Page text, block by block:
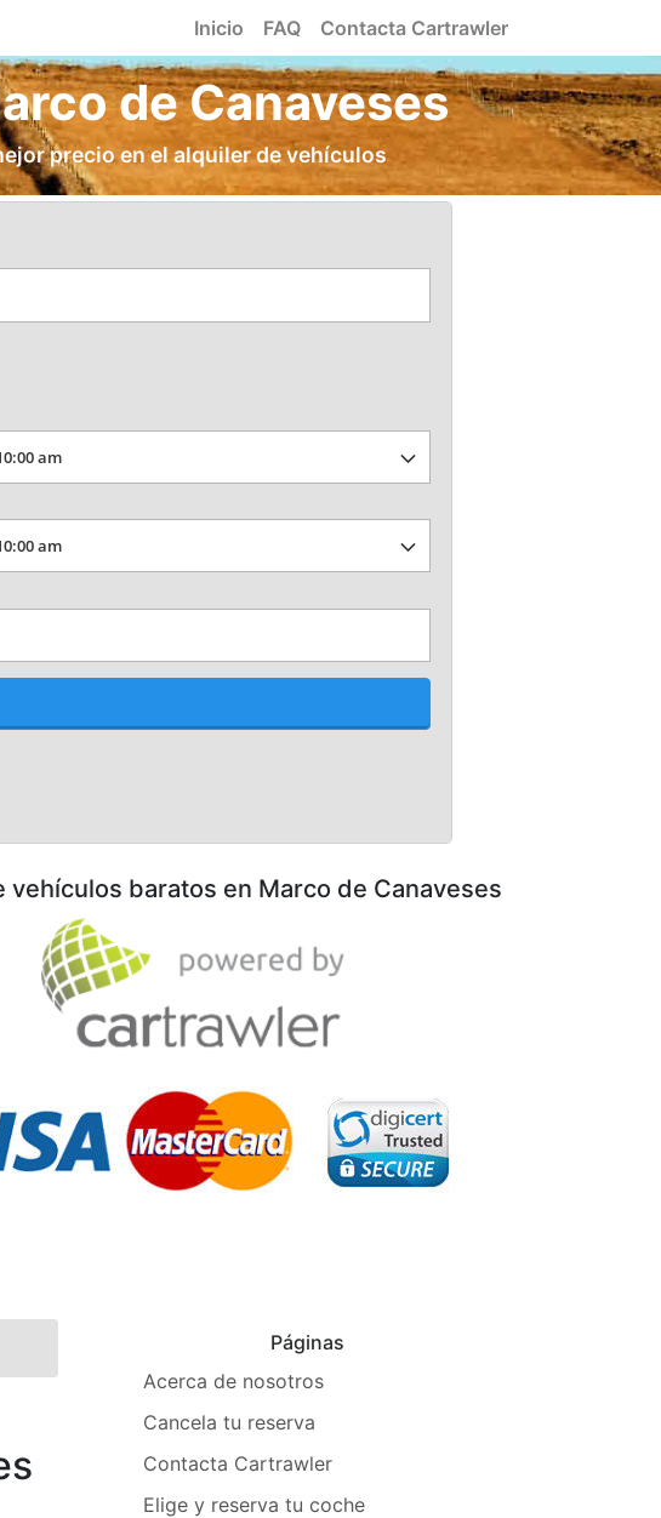
Inicio FAQ Contacta Cartrawler
de Canaveses
precio en el alquiler de vehículos
vehículos baratos en Marco de Canaveses
Páginas
Acerca de nosotros
Cancela tu reserva
Contacta Cartrawler
Elige y reserva tu coche